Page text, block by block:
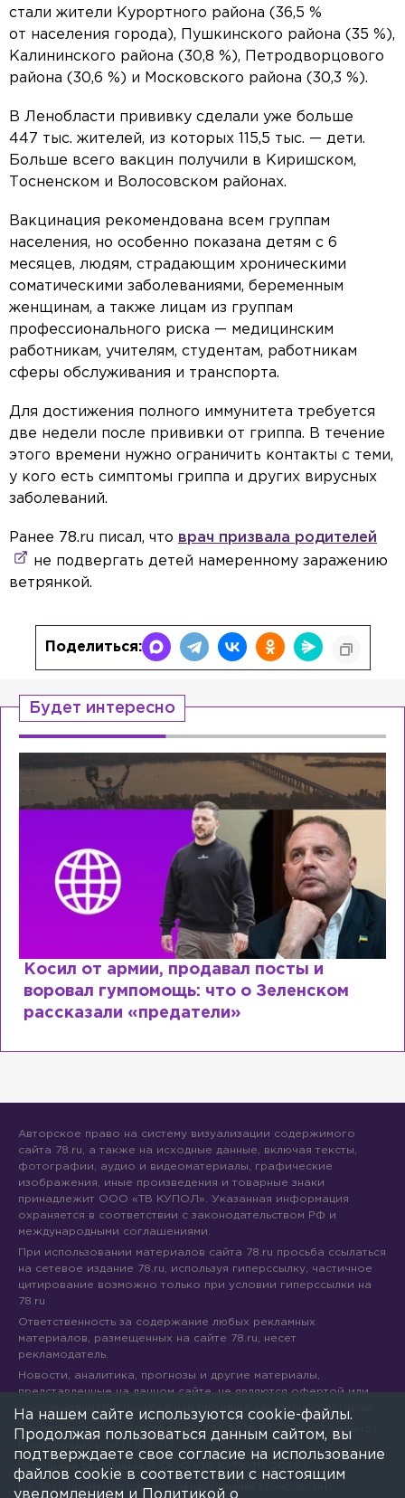
стали жители Курортного района (36,5 %
от населения города), Пушкинского района (35 %),
Калининского района (30,8 %), Петродворцового
района (30,6 %) и Московского района (30,3 %).
В Ленобласти прививку сделали уже больше
447 тыс. жителей, из которых 115,5 тыс. — дети.
Больше всего вакцин получили в Киришском,
Тосненском и Волосовском районах.
Вакцинация рекомендована всем группам
населения, но особенно показана детям с 6
месяцев, людям, страдающим хроническими
соматическими заболеваниями, беременным
женщинам, а также лицам из группам
профессионального риска — медицинским
работникам, учителям, студентам, работникам
сферы обслуживания и транспорта.
Для достижения полного иммунитета требуется
две недели после прививки от гриппа. В течение
этого времени нужно ограничить контакты с теми,
у кого есть симптомы гриппа и других вирусных
заболеваний.
Ранее 78.ru писал, что врач призвала родителей
не подвергать детей намеренному заражению
ветрянкой.
Поделиться:
Будет интересно
Косил от армии, продавал посты и
воровал гумпомощь: что о Зеленском
рассказали «предатели»
Авторское право на систему визуализации содержимого
сайта 78.ru, а также на исходные данные, включая тексты,
фотографии, аудио и видеоматериалы, графические
изображения, иные произведения и товарные знаки
принадлежит ООО «ТВ КУПОЛ». Указанная информация
охраняется в соответствии с законодательством РФ и
международными соглашениями.
При использовании материалов сайта 78.ru просьба ссылаться
на сетевое издание 78.ru, используя гиперссылку, частичное
цитирование возможно только при условии гиперссылки на
78.ru
Ответственность за содержание любых рекламных
материалов, размещенных на сайте 78.ru, несет
рекламодатель.
Новости, аналитика, прогнозы и другие материалы,
представленные на данном сайте, не являются офертой или
рекомендацией к покупке или продаже каких-либо активов.
Свидетельство о регистрации СМИ Эл № ФС77-71293 выдано
Все права защищены © ООО «ТВ КУПОЛ»
На 78.ru применяются рекомендательные технологии
На нашем сайте используются cookie-файлы.
Продолжая пользоваться данным сайтом, вы
подтверждаете свое согласие на использование
файлов cookie в соответствии с настоящим
уведомлением и
Политикой о